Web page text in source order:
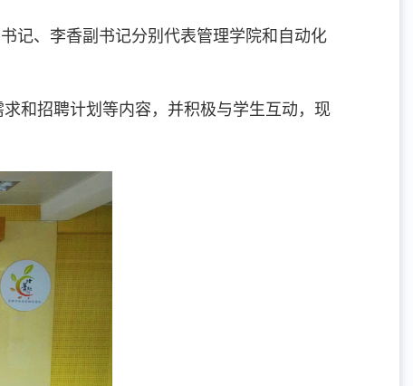
记、李香副书记分别代表管理学院和自动化
和招聘计划等内容，并积极与学生互动，现